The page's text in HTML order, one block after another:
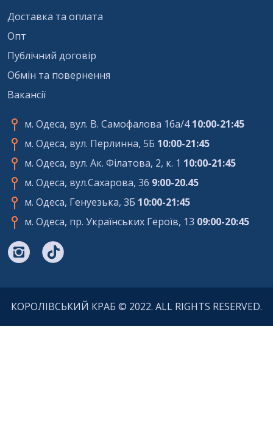
Доставка та оплата
Опт
Публічний договір
Обмін та повернення
Вакансії
м. Одеса, вул. В. Самофалова 16а/410:00-21:45
м. Одеса, вул. Перлинна, 5Б 10:00-21:45
м. Одеса, вул. Ак. Філатова, 2, к. 1 10:00-21:45
м. Одеса, вул.Сахарова, 36 9:00-20.45
м. Одеса, Генуезька, 3Б 10:00-21:45
м. Одеса, пр. Українських Героїв, 13 09:00-20:45
КОРОЛIВСЬКИЙ КРАБ © 2022. ALL RIGHTS RESERVED.